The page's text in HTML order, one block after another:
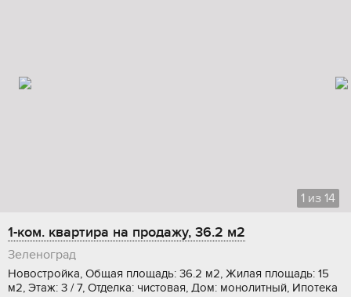
1 из 14
1-ком. квартира на продажу, 36.2 м2
Зеленоград
Новостройка, Общая площадь: 36.2 м2, Жилая площадь: 15
м2, Этаж: 3 / 7, Отделка: чистовая, Дом: монолитный, Ипотека